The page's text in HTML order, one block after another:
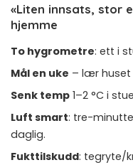
«Liten innsats, stor
hjemme
To hygrometre: ett i
Mål en uke – lær huset
Senk temp 1–2 °C i
Luft smart: tre-
daglig.
Fukttilskudd: tegryte/